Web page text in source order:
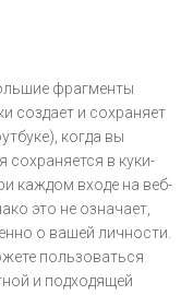
фрагменты
создает и сохраняет
когда вы
в куки-
каждом входе на веб-
это не означает,
о вашей личности.
пользоваться
и подходящей